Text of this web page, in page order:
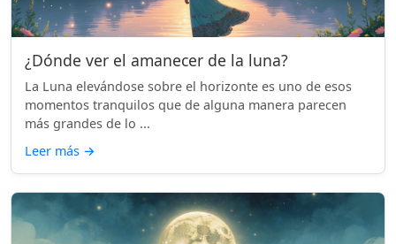
¿Dónde ver el amanecer de la luna?
La Luna elevándose sobre el horizonte es uno de esos
momentos tranquilos que de alguna manera parecen
más grandes de lo ...
Leer más →